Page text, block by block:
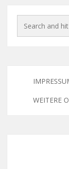
WEITERE